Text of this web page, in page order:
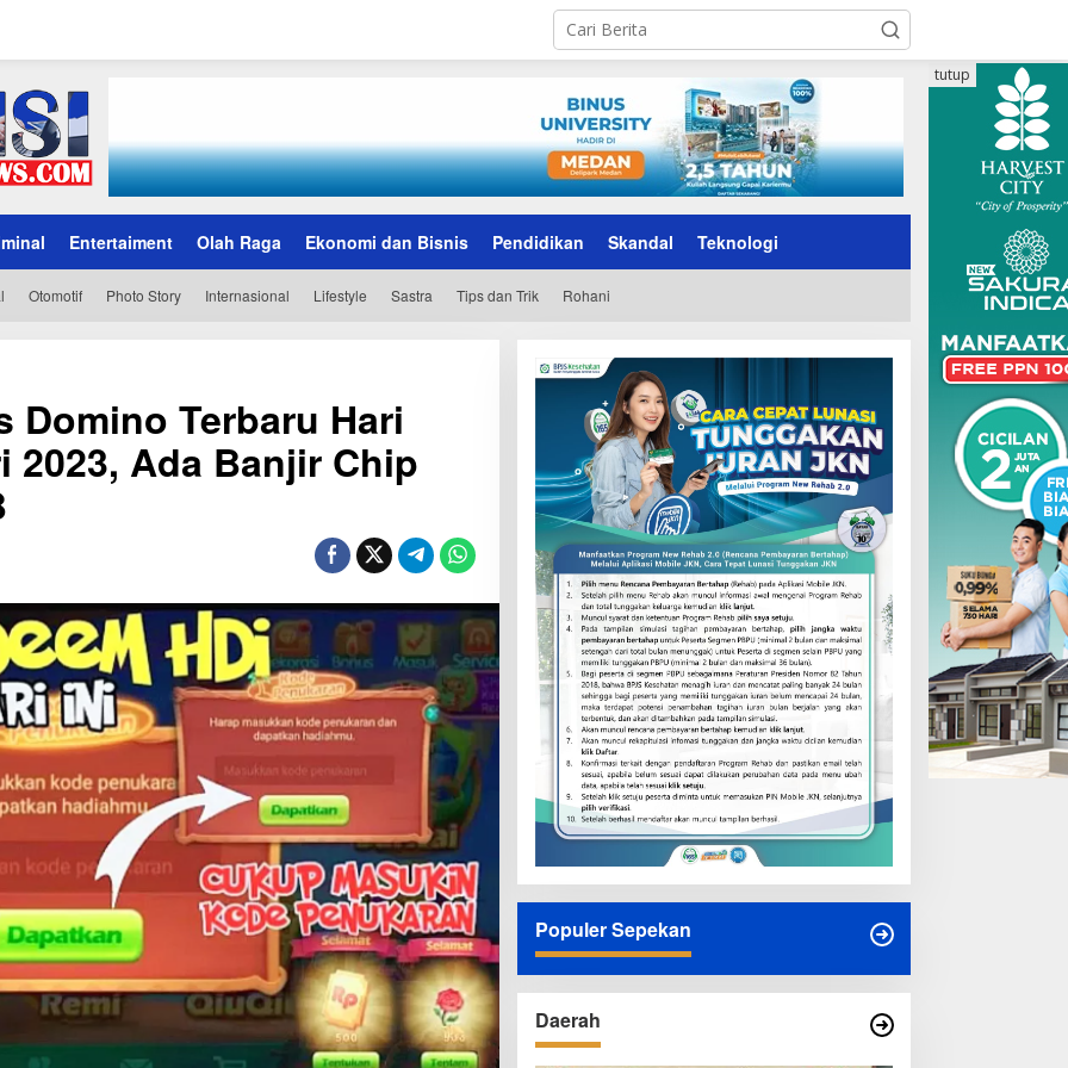
Entertaiment Olah Raga Ekonomi dan Bisnis Pendidikan Skandal Teknologi
Otomotif Photo Story Internasional Lifestyle Sastra Tips dan Trik Rohani
tutup
Domino Terbaru Hari
2023, Ada Banjir Chip
Populer Sepekan
Daerah